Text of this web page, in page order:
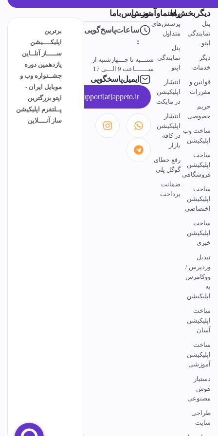
دیگربخش‌ها
پنل
نمایندگی
اپتو
دیگر
خدمات
قوانین و
مقررات
حریم
خصوصی
ساخت وب
اپلیکیشن
ساخت
اپلیکیشن
فروشگاهی
ساخت
اپلیکیشن
اختصاصی
ساخت
اپلیکیشن
خبری
تبدیل
وردپرس /
ووکامرس
به
اپلیکیشن
ساخت
اپلیکیشن
آسان
ساخت
اپلیکیشن
آموزشی
دستیار
هوش
مصنوعی
طراحی
سایت
راهنماوآموزش
پرسش‌های
متداول
پنل
نمایندگی
اپتو
انتشار
اپلیکیشن
در مایکت
انتشار
اپلیکیشن
در کافه
بازار
رفع خطای
گوگل پلی
ضمانت
پرداخت
تمــــاس‌باما
ساعات‌پاسخ‌گویی
:
شنـــبه تا چـــهارشنبه از
ســـــــاعت 9 الـــی 17
ایمیل‌پاسخگویی
support[at]appeto.ir
برترین
اپلیکــــیشن
ســـــاز آنلــاین
یازدهمین دوره
جشــنواره وب و
موبایل ایران -
اپتو بزرگترین
پــلتفرم اپلیکیشن
ساز آنــــلاین